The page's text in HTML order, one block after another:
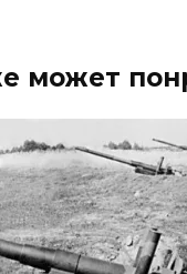
может